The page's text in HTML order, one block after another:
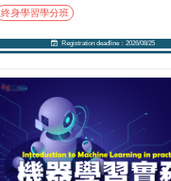
終身學習學分班
Registration deadline：2026/08/25